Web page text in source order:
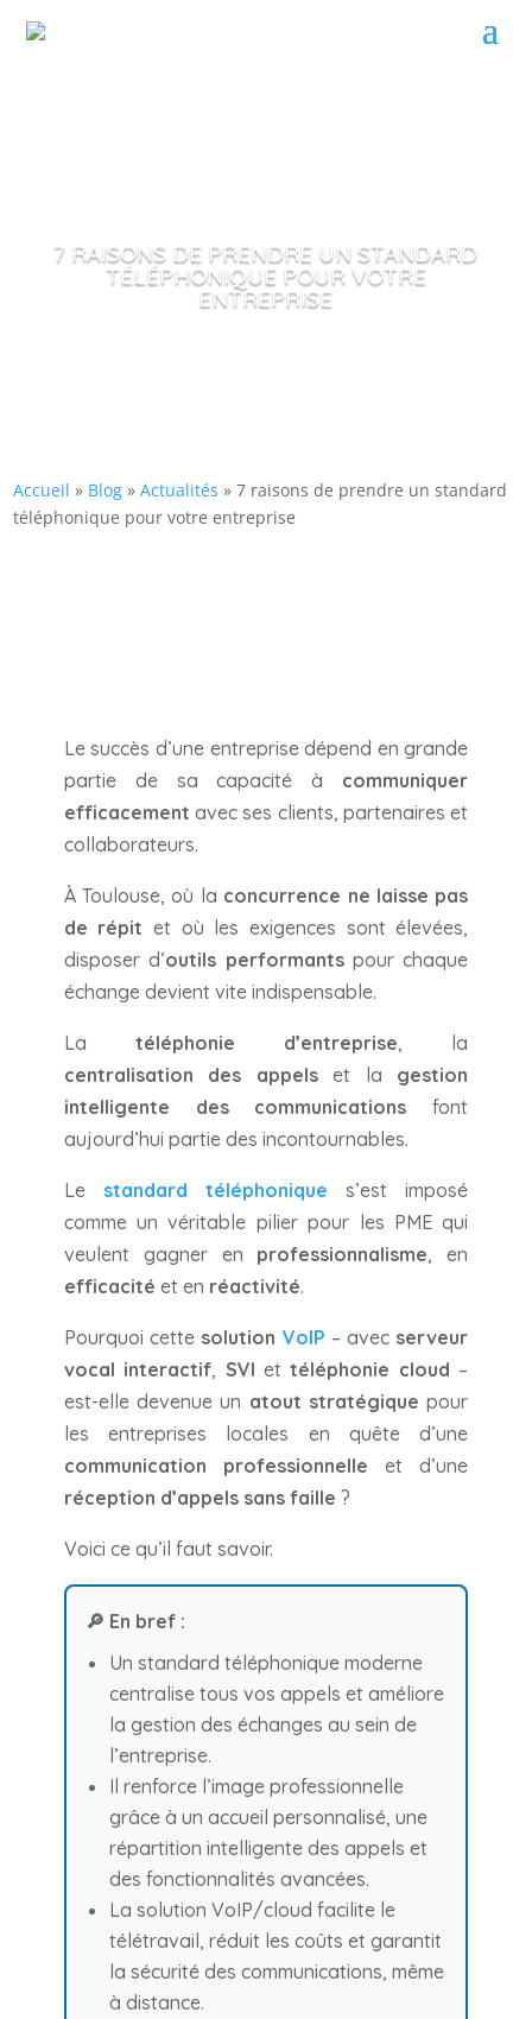
7 RAISONS DE PRENDRE UN STANDARD
TÉLÉPHONIQUE POUR VOTRE
ENTREPRISE
Accueil » Blog »Actualités »7 raisons de prendre un standard
téléphonique pour votre entreprise
Le succès d’une entreprise dépend en grande
partie de sa capacité à communiquer
efficacement avec ses clients, partenaires et
collaborateurs.
À Toulouse, où la concurrence ne laisse pas
de répit et où les exigences sont élevées,
disposer d’outils performantspour chaque
échange devient vite indispensable.
La téléphonie d’entreprise, la
centralisation des appelset la gestion
intelligente des communications font
aujourd’hui partie des incontournables.
Le standard téléphonique s’est imposé
comme un véritable pilier pour les PME qui
veulent gagner en professionnalisme, en
efficacité et en réactivité.
Pourquoi cette solution VoIP – avec serveur
vocal interactif, SVI ettéléphonie cloud –
est-elle devenue un atout stratégique pour
les entreprises locales en quête d’une
communication professionnelle et d’une
réception d’appels sans faille ?
Voici ce qu’il faut savoir.
🔎 En bref :
Un standard téléphonique moderne
centralise tous vos appels et améliore
la gestion des échanges au sein de
l’entreprise.
Il renforce l’image professionnelle
grâce à un accueil personnalisé, une
répartition intelligente des appels et
des fonctionnalités avancées.
La solution VoIP/cloud facilite le
télétravail, réduit les coûts et garantit
la sécurité des communications, même
à distance.